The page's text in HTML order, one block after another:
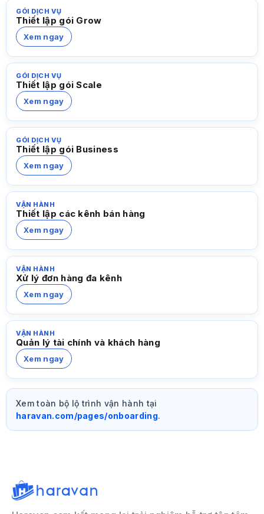
GÓI DỊCH VỤ
Thiết lập gói Grow
Xem ngay
GÓI DỊCH VỤ
Thiết lập gói Scale
Xem ngay
GÓI DỊCH VỤ
Thiết lập gói Business
Xem ngay
VẬN HÀNH
Thiết lập các kênh bán hàng
Xem ngay
VẬN HÀNH
Xử lý đơn hàng đa kênh
Xem ngay
VẬN HÀNH
Quản lý tài chính và khách hàng
Xem ngay
Xem toàn bộ lộ trình vận hành tại
haravan.com/pages/onboarding.